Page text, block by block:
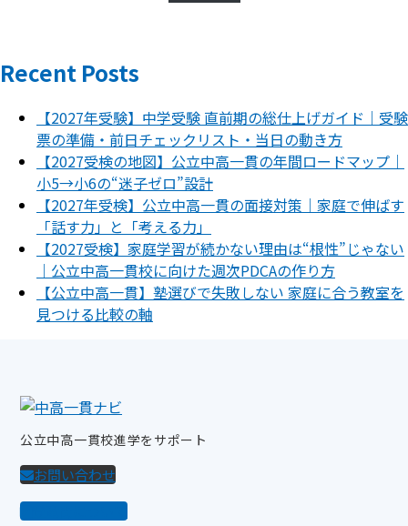
Recent Posts
【2027年受験】中学受験 直前期の総仕上げガイド｜受験
票の準備・前日チェックリスト・当日の動き方
【2027受検の地図】公立中高一貫の年間ロードマップ｜
小5→小6の“迷子ゼロ”設計
【2027年受検】公立中高一貫の面接対策｜家庭で伸ばす
「話す力」と「考える力」
【2027受検】家庭学習が続かない理由は“根性”じゃない
｜公立中高一貫校に向けた週次PDCAの作り方
【公立中高一貫】塾選びで失敗しない 家庭に合う教室を
見つける比較の軸
公立中高一貫校進学をサポート
お問い合わせ
登竜問について